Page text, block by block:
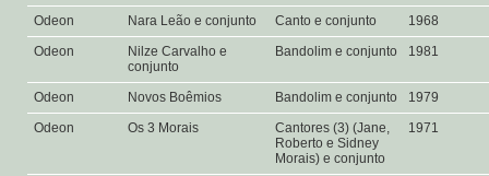
Odeon
Nara Leão e conjunto Canto e conjunto
1968
Odeon
Nilze Carvalho e
conjunto
Bandolim e conjunto 1981
Odeon Novos Boêmios Bandolim e conjunto
1979
Odeon
Os 3 Morais
Cantores (3) (Jane,
Roberto e Sidney
Morais) e conjunto
1971